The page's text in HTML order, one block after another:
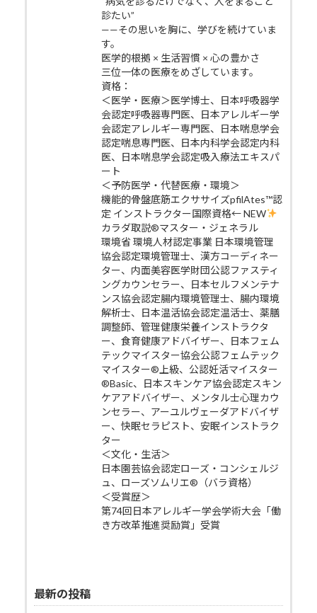
診たい”
——その思いを胸に、学びを続けていま
す。
医学的根拠 × 生活習慣 × 心の豊かさ
三位一体の医療をめざしています。
資格：
＜医学・医療＞医学博士、日本呼吸器学
会認定呼吸器専門医、日本アレルギー学
会認定アレルギー専門医、日本喘息学会
認定喘息専門医、日本内科学会認定内科
医、日本喘息学会認定吸入療法エキスパ
ート
＜予防医学・代替医療・環境＞
機能的骨盤底筋エクササイズpfilAtes™認
定 インストラクター国際資格← NEW
カラダ取説®マスター・ジェネラル
環境省 環境人材認定事業 日本環境管理
協会認定環境管理士、漢方コーディネー
ター、内面美容医学財団公認ファスティ
ングカウンセラー、日本セルフメンテナ
ンス協会認定腸内環境管理士、腸内環境
解析士、日本温活協会認定温活士、薬膳
調整師、管理健康栄養インストラクタ
ー、食育健康アドバイザー、日本フェム
テックマイスター協会公認フェムテック
マイスター®上級、公認妊活マイスター
®Basic、日本スキンケア協会認定スキン
ケアアドバイザー、メンタル士心理カウ
ンセラー、アーユルヴェーダアドバイザ
ー、快眠セラピスト、安眠インストラク
ター
＜文化・生活＞
日本園芸協会認定ローズ・コンシェルジ
ュ、ローズソムリエ®（バラ資格）
＜受賞歴＞
第74回日本アレルギー学会学術大会「働
き方改革推進奨励賞」受賞
最新の投稿